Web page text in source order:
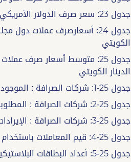
جدول 23: سعر صرف الدولار الأمريكي مقابل الدينار الكويتي
جدول 24: أسعارصرف عملات دول
الكويتي
جدول 25: متوسط أسعار صرف
الدينار الكويتي
جدول 25-1: شركات الصرافة : الموجودات
جدول 25-2: شركات الصرافة : المطلوبات
جدول 25-3: شركات الصرافة : الإيرادات والمصروفات
جدول 25-4: قيم المعاملات باستخدام البطاقات البلاستيكية
جدول 25-5: أعداد البطاقات البلاستيكية ومعاملاتها وأجهزة السداد المستخدمة داخل دولة الكويت